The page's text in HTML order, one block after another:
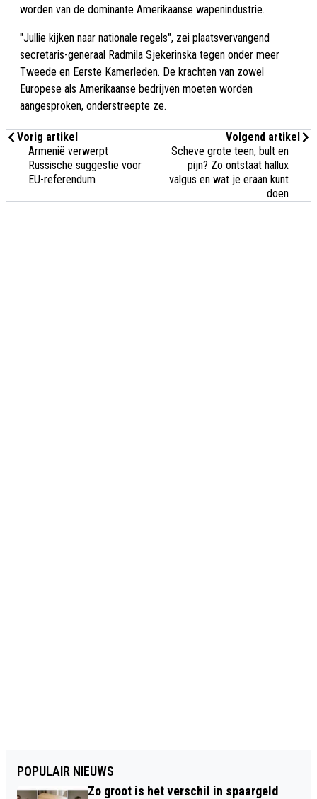
worden van de dominante Amerikaanse wapenindustrie.
"Jullie kijken naar nationale regels", zei plaatsvervangend
secretaris-generaal Radmila Sjekerinska tegen onder meer
Tweede en Eerste Kamerleden. De krachten van zowel
Europese als Amerikaanse bedrijven moeten worden
aangesproken, onderstreepte ze.
Vorig artikel
Armenië verwerpt
Russische suggestie voor
EU-referendum
Volgend artikel
Scheve grote teen, bult en
pijn? Zo ontstaat hallux
valgus en wat je eraan kunt
doen
POPULAIR NIEUWS
Zo groot is het verschil in spaargeld